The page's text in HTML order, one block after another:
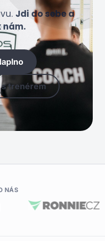
Jdi do sebe a
nám.
s trenérem
NÁS